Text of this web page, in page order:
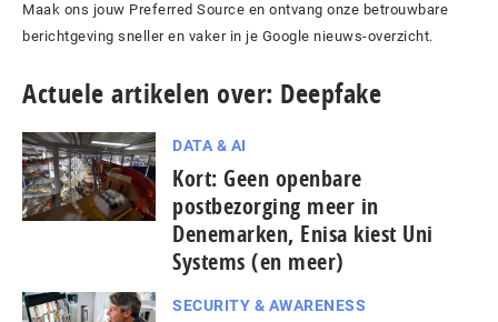
Maak ons jouw Preferred Source en ontvang onze betrouwbare
berichtgeving sneller en vaker in je Google nieuws-overzicht.
Actuele artikelen over: Deepfake
DATA & AI
Kort: Geen openbare
postbezorging meer in
Denemarken, Enisa kiest Uni
Systems (en meer)
SECURITY & AWARENESS